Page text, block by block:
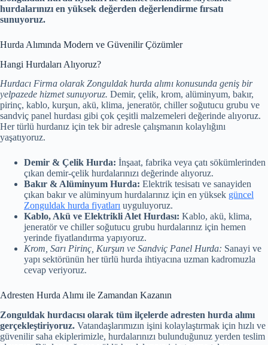
hurdalarınızı en yüksek değerden değerlendirme fırsatı
sunuyoruz.
Hurda Alımında Modern ve Güvenilir Çözümler
Hangi Hurdaları Alıyoruz?
Hurdacı Firma olarak Zonguldak hurda alımı konusunda geniş bir
yelpazede hizmet sunuyoruz. Demir, çelik, krom, alüminyum, bakır,
pirinç, kablo, kurşun, akü, klima, jeneratör, chiller soğutucu grubu ve
sandviç panel hurdası gibi çok çeşitli malzemeleri değerinde alıyoruz.
Her türlü hurdanız için tek bir adresle çalışmanın kolaylığını
yaşatıyoruz.
Demir & Çelik Hurda: İnşaat, fabrika veya çatı sökümlerinden
çıkan demir-çelik hurdalarınızı değerinde alıyoruz.
Bakır & Alüminyum Hurda: Elektrik tesisatı ve sanayiden
çıkan bakır ve alüminyum hurdalarınız için en yüksek güncel
Zonguldak hurda fiyatları uyguluyoruz.
Kablo, Akü ve Elektrikli Alet Hurdası: Kablo, akü, klima,
jeneratör ve chiller soğutucu grubu hurdalarınız için hemen
yerinde fiyatlandırma yapıyoruz.
Krom, Sarı Pirinç, Kurşun ve Sandviç Panel Hurda: Sanayi ve
yapı sektörünün her türlü hurda ihtiyacına uzman kadromuzla
cevap veriyoruz.
Adresten Hurda Alımı ile Zamandan Kazanın
Zonguldak hurdacısı olarak tüm ilçelerde adresten hurda alımı
gerçekleştiriyoruz. Vatandaşlarımızın işini kolaylaştırmak için hızlı ve
güvenilir saha ekiplerimizle, hurdalarınızı bulunduğunuz yerden teslim